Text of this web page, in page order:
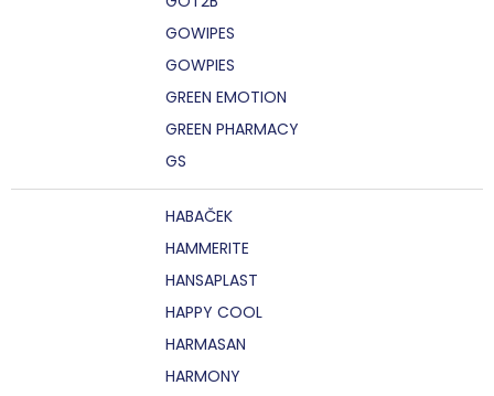
GOWIPES
GOWPIES
GREEN EMOTION
GREEN PHARMACY
GS
HABAČEK
HAMMERITE
HANSAPLAST
HAPPY COOL
HARMASAN
HARMONY